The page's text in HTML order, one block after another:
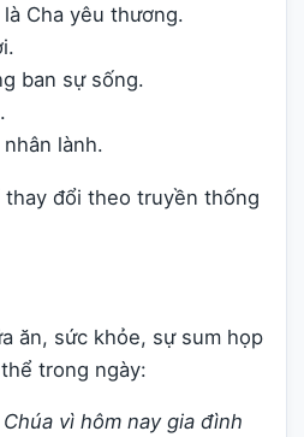
Cha yêu thương.
ban sự sống.
lành.
đổi theo truyền thống
ăn, sức khỏe, sự sum họp
trong ngày:
vì hôm nay gia đình